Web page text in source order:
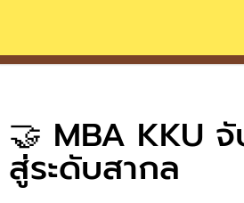
🤝 MBA KKU
สู่ระดับสากล